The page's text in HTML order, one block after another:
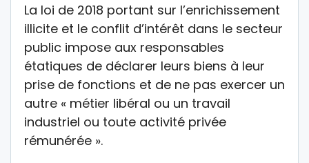
La loi de 2018 portant sur l’enrichissement
illicite et le conflit d’intérêt dans le secteur
public impose aux responsables
étatiques de déclarer leurs biens à leur
prise de fonctions et de ne pas exercer un
autre « métier libéral ou un travail
industriel ou toute activité privée
rémunérée ».